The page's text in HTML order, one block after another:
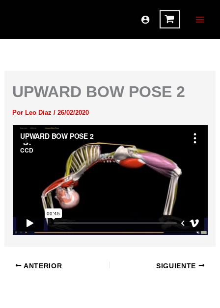
UPWARD BOW POSE 2
Por Leo Diaz / 26/02/2020
ANTERIOR SIGUIENTE